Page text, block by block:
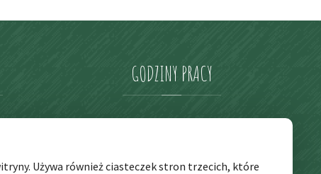
GODZINY PRACY
Używa również ciasteczek stron trzecich, które